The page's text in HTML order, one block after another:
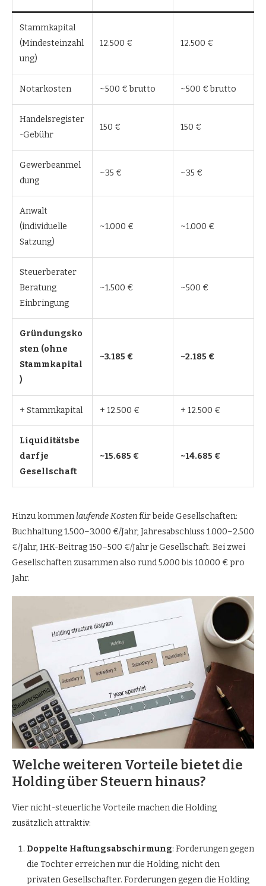
Stammkapital
(Mindesteinzahl
ung)
12.500 € 12.500 €
Notarkosten ~500 € brutto ~500 € brutto
Handelsregister
-Gebühr
150 € 150 €
Gewerbeanmel
dung
~35 € ~35 €
Anwalt
(individuelle
Satzung)
~1.000 € ~1.000 €
Steuerberater
Beratung
Einbringung
~1.500 € ~500 €
Gründungsko
sten (ohne
Stammkapital
)
~3.185 € ~2.185 €
+ Stammkapital + 12.500 € + 12.500 €
Liquiditätsbe
darf je
Gesellschaft
~15.685 € ~14.685 €
Hinzu kommenlaufende Kostenfür beide Gesellschaften:
Buchhaltung 1.500–3.000 €/Jahr, Jahresabschluss 1.000–2.500
€/Jahr, IHK-Beitrag 150–500 €/Jahr je Gesellschaft. Bei zwei
Gesellschaften zusammen also rund 5.000 bis 10.000 € pro
Jahr.
Welche weiteren Vorteile bietet die
Holding über Steuern hinaus?
Vier nicht-steuerliche Vorteile machen die Holding
zusätzlich attraktiv:
Doppelte Haftungsabschirmung: Forderungen gegen
die Tochter erreichen nur die Holding, nicht den
privaten Gesellschafter. Forderungen gegen die Holding